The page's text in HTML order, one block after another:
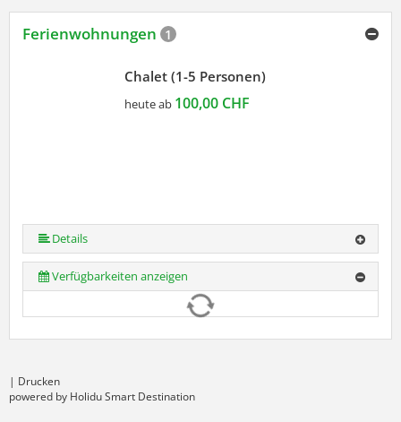
Ferienwohnungen 1
Chalet (1-5 Personen)
heute ab 100,00 CHF
Details
Verfügbarkeiten anzeigen
| Drucken
powered by Holidu Smart Destination